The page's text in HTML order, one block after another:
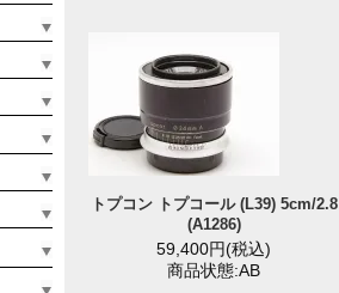
トプコン トプコール (L39) 5cm/2.8
(A1286)
59,400円(税込)
商品状態:AB